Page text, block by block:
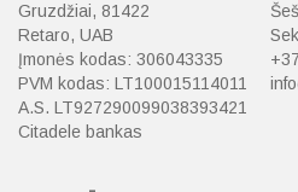
Gruzdžiai, 81422
Retaro, UAB
Įmonės kodas: 306043335
PVM kodas: LT100015114011
A.S. LT927290099038393421
Citadele bankas